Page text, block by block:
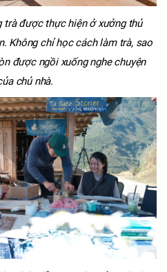
trà được thực hiện ở xưởng thủ
Không chỉ học cách làm trà, sao
được ngồi xuống nghe chuyện
chủ nhà.